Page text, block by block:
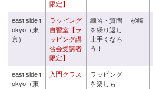
限定】
east side t
okyo（東
京）
ラッピング
自習室【ラ
ッピング講
習会受講者
限定】
練習・質問
を繰り返し
上手くなろ
う！
杉崎
east side t
okyo（東
入門クラス
ラッピング
を楽しも